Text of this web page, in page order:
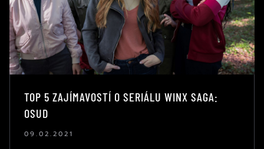
TOP 5 ZAJÍMAVOSTÍ O SERIÁLU WINX SAGA:
OSUD
09.02.2021